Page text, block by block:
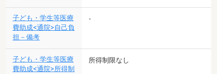
子ども・学生等医療
費助成<通院>自己負
担－備考
-
子ども・学生等医療
費助成<通院>所得制
所得制限なし